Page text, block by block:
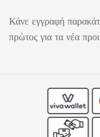
Κάνε εγγραφή
πρώτος για τα νέα